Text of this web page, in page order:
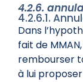
4.2.6.
4.2.6.1.
Dans
fait de
rembourser
à lui